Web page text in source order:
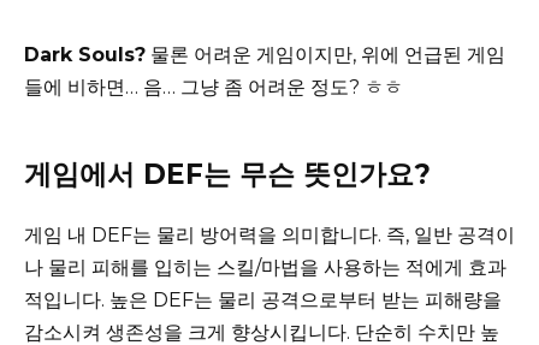
Dark Souls? 물론 어려운 게임이지만, 위에 언급된 게임
들에 비하면… 음… 그냥 좀 어려운 정도? ㅎㅎ
게임에서 DEF는 무슨 뜻인가요?
게임 내 DEF는 물리 방어력을 의미합니다. 즉, 일반 공격이
나 물리 피해를 입히는 스킬/마법을 사용하는 적에게 효과
적입니다. 높은 DEF는 물리 공격으로부터 받는 피해량을
감소시켜 생존성을 크게 향상시킵니다. 단순히 수치만 높